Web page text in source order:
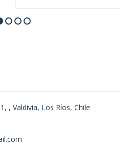
, Valdivia, Los Ríos, Chile